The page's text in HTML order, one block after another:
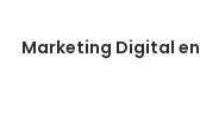
Marketing Digital